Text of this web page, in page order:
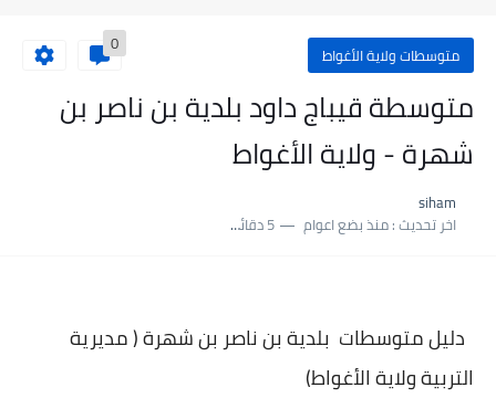
متوسطات ولاية الأغواط 0
متوسطة قيباج داود بلدية بن ناصر بن
شهرة - ولاية الأغواط
siham
اخر تحديث :منذ بضع اعوام 5 دقائق للقراءة
دليل متوسطات بلديةبن ناصر بن شهرة ( مديرية
التربية ولاية الأغواط)